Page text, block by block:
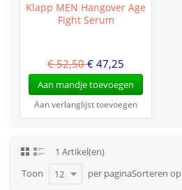
Klapp MEN Hangover Age
Fight Serum
€ 52,50€ 47,25
Aan mandje toevoegen
Aan verlanglijst toevoegen
1 Artikel(en)
Toon
12 per paginaSorteren op